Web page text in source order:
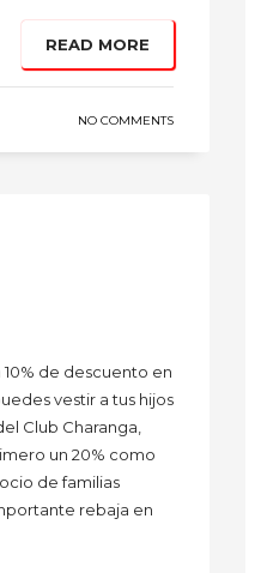
READ MORE
NO COMMENTS
de descuento en
vestir a tus hijos
Club Charanga,
un 20% como
de familias
rebaja en